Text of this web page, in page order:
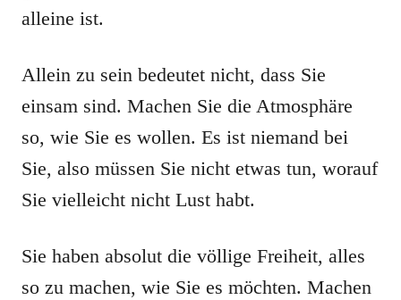
alleine ist.
Allein zu sein bedeutet nicht, dass Sie
einsam sind. Machen Sie die Atmosphäre
so, wie Sie es wollen. Es ist niemand bei
Sie, also müssen Sie nicht etwas tun, worauf
Sie vielleicht nicht Lust habt.
Sie haben absolut die völlige Freiheit, alles
so zu machen, wie Sie es möchten. Machen